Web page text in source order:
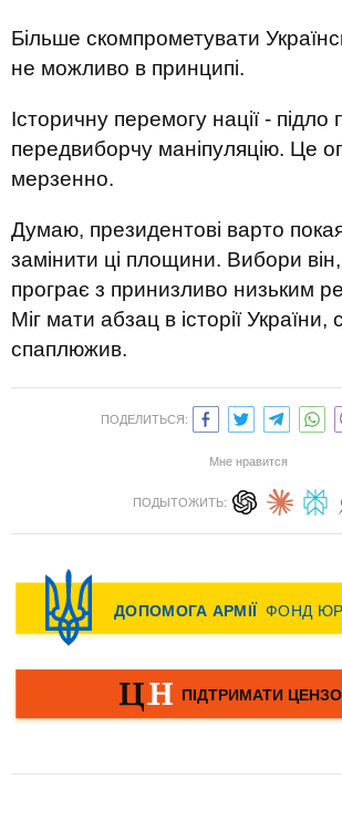
Більше скомпрометувати
не можливо в принципі.
Історичну перемогу нації -
передвиборчу маніпуляцію. Це
мерзенно.
Думаю, президентові варто
замінити ці площини. Вибори
програє з принизливо низьким
Міг мати абзац в історії України,
спаплюжив.
ПОДЕЛИТЬСЯ:
Мне нравится
ПОДЫТОЖИТЬ: